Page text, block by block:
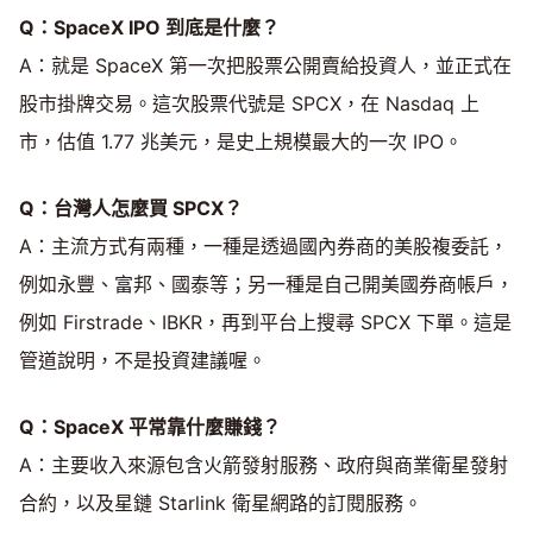
Q：SpaceX IPO 到底是什麼？
A：就是 SpaceX 第一次把股票公開賣給投資人，並正式在
股市掛牌交易。這次股票代號是 SPCX，在 Nasdaq 上
市，估值 1.77 兆美元，是史上規模最大的一次 IPO。
Q：台灣人怎麼買 SPCX？
A：主流方式有兩種，一種是透過國內券商的美股複委託，
例如永豐、富邦、國泰等；另一種是自己開美國券商帳戶，
例如 Firstrade、IBKR，再到平台上搜尋 SPCX 下單。這是
管道說明，不是投資建議喔。
Q：SpaceX 平常靠什麼賺錢？
A：主要收入來源包含火箭發射服務、政府與商業衛星發射
合約，以及星鏈 Starlink 衛星網路的訂閱服務。